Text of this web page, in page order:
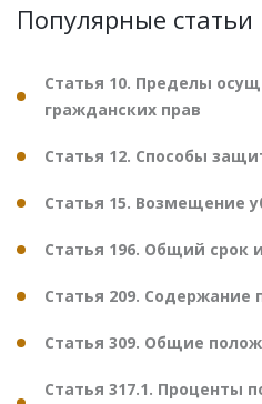
Популярные статьи
Статья 10. Пределы
гражданских прав
Статья 12. Способы
Статья 15. Возмещение
Статья 196. Общий срок
Статья 209. Содержание
Статья 309. Общие
Статья 317.1. Проценты